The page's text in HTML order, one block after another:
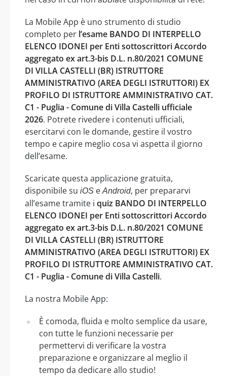
La Mobile App è uno strumento di studio
completo per l’esame BANDO DI INTERPELLO
ELENCO IDONEI per Enti sottoscrittori Accordo
aggregato ex art.3-bis D.L. n.80/2021 COMUNE
DI VILLA CASTELLI (BR) ISTRUTTORE
AMMINISTRATIVO (AREA DEGLI ISTRUTTORI) EX
PROFILO DI ISTRUTTORE AMMINISTRATIVO CAT.
C1 - Puglia - Comune di Villa Castelli ufficiale
2026. Potrete rivedere i contenuti ufficiali,
esercitarvi con le domande, gestire il vostro
tempo e capire meglio cosa vi aspetta il giorno
dell’esame.
Scaricate questa applicazione gratuita,
disponibile su iOS eAndroid, per prepararvi
all’esame tramite i quiz BANDO DI INTERPELLO
ELENCO IDONEI per Enti sottoscrittori Accordo
aggregato ex art.3-bis D.L. n.80/2021 COMUNE
DI VILLA CASTELLI (BR) ISTRUTTORE
AMMINISTRATIVO (AREA DEGLI ISTRUTTORI) EX
PROFILO DI ISTRUTTORE AMMINISTRATIVO CAT.
C1 - Puglia - Comune di Villa Castelli.
La nostra Mobile App:
È comoda, fluida e molto semplice da usare,
con tutte le funzioni necessarie per
permettervi di verificare la vostra
preparazione e organizzare al meglio il
tempo da dedicare allo studio!